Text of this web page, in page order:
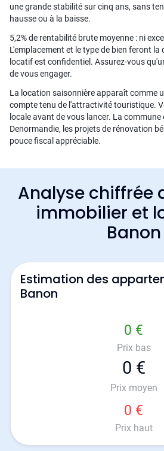
une grande stabilité sur cinq ans, sans
hausse ou à la baisse.
5,2% de rentabilité brute moyenne : ni
L'emplacement et le type de bien feront
locatif est confidentiel. Assurez-vous
de vous engager.
La location saisonnière apparaît comme
compte tenu de l'attractivité touristique.
locale avant de vous lancer. La commune
Denormandie, les projets de rénovation
pouce fiscal appréciable.
Analyse chiffrée
immobilier et
Banon
Estimation des
Banon
0 €
Prix bas
0 €
Prix moyen
0 €
Prix haut